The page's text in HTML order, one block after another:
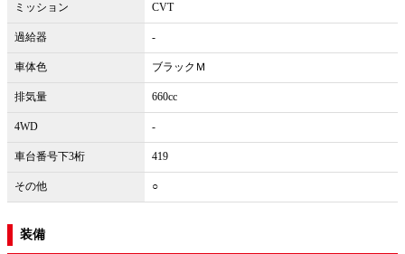
ミッション CVT
過給器 -
車体色 ブラックＭ
排気量 660cc
4WD -
車台番号下3桁 419
その他 ○
装備